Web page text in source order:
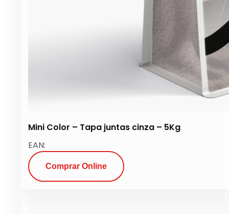
Mini Color – Tapa juntas cinza – 5Kg
EAN:
Comprar Online